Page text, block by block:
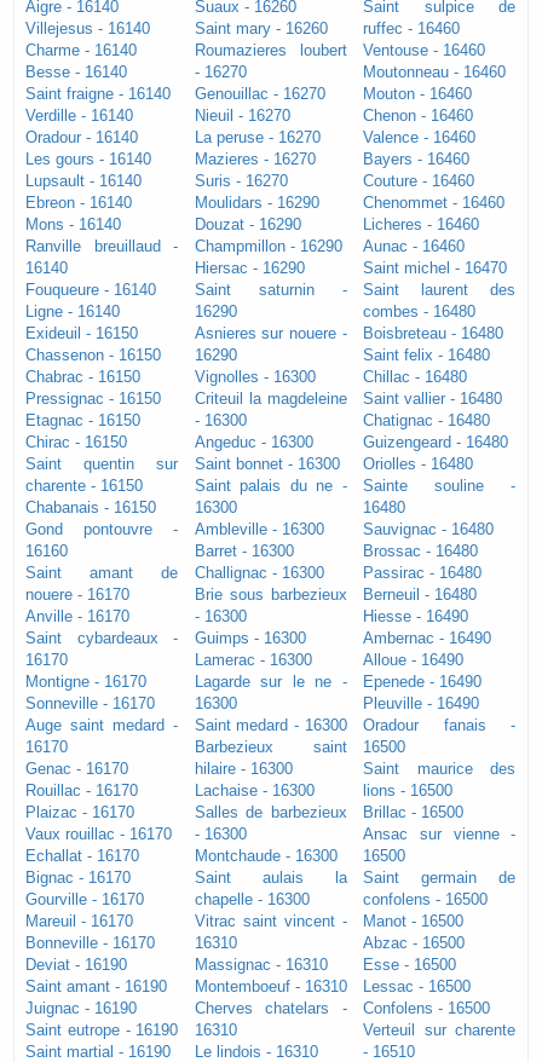
Aigre - 16140
Villejesus - 16140
Charme - 16140
Besse - 16140
Saint fraigne - 16140
Verdille - 16140
Oradour - 16140
Les gours - 16140
Lupsault - 16140
Ebreon - 16140
Mons - 16140
Ranville breuillaud -
16140
Fouqueure - 16140
Ligne - 16140
Exideuil - 16150
Chassenon - 16150
Chabrac - 16150
Pressignac - 16150
Etagnac - 16150
Chirac - 16150
Saint quentin sur
charente - 16150
Chabanais - 16150
Gond pontouvre -
16160
Saint amant de
nouere - 16170
Anville - 16170
Saint cybardeaux -
16170
Montigne - 16170
Sonneville - 16170
Auge saint medard -
16170
Genac - 16170
Rouillac - 16170
Plaizac - 16170
Vaux rouillac - 16170
Echallat - 16170
Bignac - 16170
Gourville - 16170
Mareuil - 16170
Bonneville - 16170
Deviat - 16190
Saint amant - 16190
Juignac - 16190
Saint eutrope - 16190
Saint martial - 16190
Suaux - 16260
Saint mary - 16260
Roumazieres loubert
- 16270
Genouillac - 16270
Nieuil - 16270
La peruse - 16270
Mazieres - 16270
Suris - 16270
Moulidars - 16290
Douzat - 16290
Champmillon - 16290
Hiersac - 16290
Saint saturnin -
16290
Asnieres sur nouere -
16290
Vignolles - 16300
Criteuil la magdeleine
- 16300
Angeduc - 16300
Saint bonnet - 16300
Saint palais du ne -
16300
Ambleville - 16300
Barret - 16300
Challignac - 16300
Brie sous barbezieux
- 16300
Guimps - 16300
Lamerac - 16300
Lagarde sur le ne -
16300
Saint medard - 16300
Barbezieux saint
hilaire - 16300
Lachaise - 16300
Salles de barbezieux
- 16300
Montchaude - 16300
Saint aulais la
chapelle - 16300
Vitrac saint vincent -
16310
Massignac - 16310
Montemboeuf - 16310
Cherves chatelars -
16310
Le lindois - 16310
Saint sulpice de
ruffec - 16460
Ventouse - 16460
Moutonneau - 16460
Mouton - 16460
Chenon - 16460
Valence - 16460
Bayers - 16460
Couture - 16460
Chenommet - 16460
Licheres - 16460
Aunac - 16460
Saint michel - 16470
Saint laurent des
combes - 16480
Boisbreteau - 16480
Saint felix - 16480
Chillac - 16480
Saint vallier - 16480
Chatignac - 16480
Guizengeard - 16480
Oriolles - 16480
Sainte souline -
16480
Sauvignac - 16480
Brossac - 16480
Passirac - 16480
Berneuil - 16480
Hiesse - 16490
Ambernac - 16490
Alloue - 16490
Epenede - 16490
Pleuville - 16490
Oradour fanais -
16500
Saint maurice des
lions - 16500
Brillac - 16500
Ansac sur vienne -
16500
Saint germain de
confolens - 16500
Manot - 16500
Abzac - 16500
Esse - 16500
Lessac - 16500
Confolens - 16500
Verteuil sur charente
- 16510